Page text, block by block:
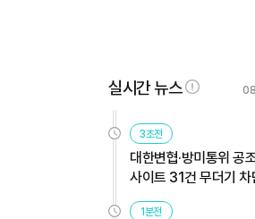
실시간 뉴스
3초전
대한변협·방미통위 공
사이트 31건 무더기 차
1분전